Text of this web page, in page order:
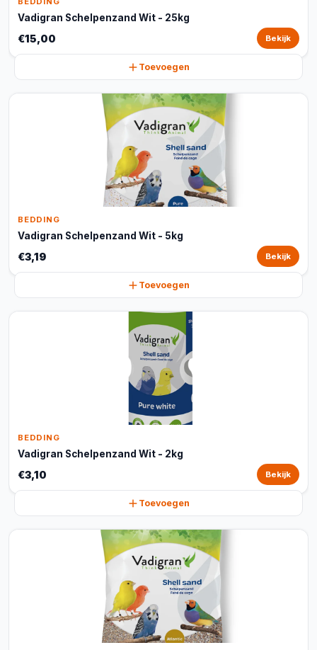
Vadigran Schelpenzand Wit - 25kg
€15,00 Bekijk
Toevoegen
BEDDING
Vadigran Schelpenzand Wit - 5kg
€3,19 Bekijk
Toevoegen
BEDDING
Vadigran Schelpenzand Wit - 2kg
€3,10 Bekijk
Toevoegen